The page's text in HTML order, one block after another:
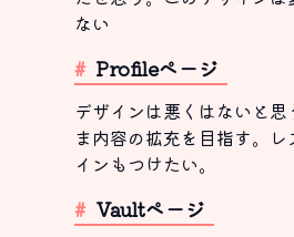
ない
Profileページ
デザインは悪くはないと
ま内容の拡充を目指す。
インもつけたい。
Vaultページ